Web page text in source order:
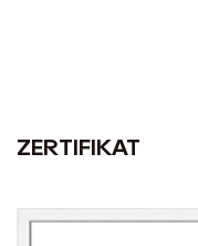
ZERTIFIKAT